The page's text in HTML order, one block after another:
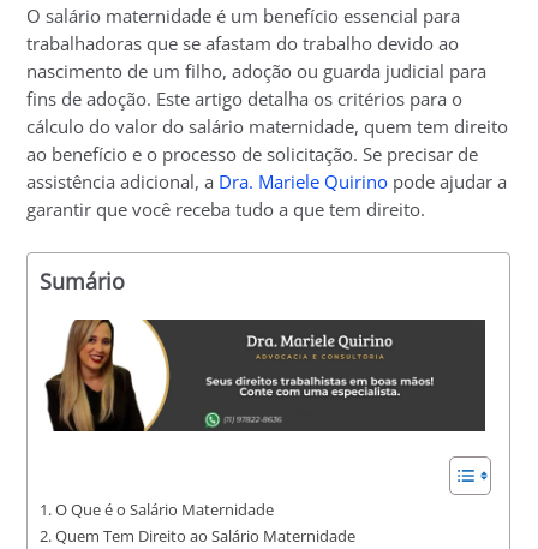
O salário maternidade é um benefício essencial para
trabalhadoras que se afastam do trabalho devido ao
nascimento de um filho, adoção ou guarda judicial para
fins de adoção. Este artigo detalha os critérios para o
cálculo do valor do salário maternidade, quem tem direito
ao benefício e o processo de solicitação. Se precisar de
assistência adicional, a Dra. Mariele Quirino pode ajudar a
garantir que você receba tudo a que tem direito.
Sumário
O Que é o Salário Maternidade
Quem Tem Direito ao Salário Maternidade